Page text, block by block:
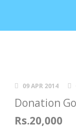
09 APR 2014
Donation
Rs.20,000